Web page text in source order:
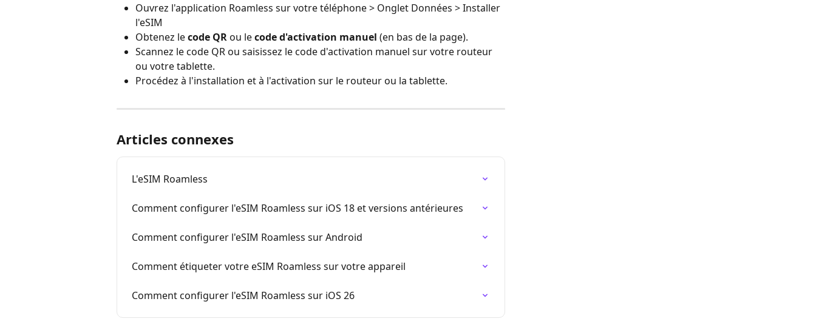
Ouvrez l'application Roamless sur votre téléphone > Onglet Données > Installer
l'eSIM
Obtenez le code QR ou le code d'activation manuel (en bas de la page).
Scannez le code QR ou saisissez le code d'activation manuel sur votre routeur
ou votre tablette.
Procédez à l'installation et à l'activation sur le routeur ou la tablette.
Articles connexes
L'eSIM Roamless
Comment configurer l'eSIM Roamless sur iOS 18 et versions antérieures
Comment configurer l'eSIM Roamless sur Android
Comment étiqueter votre eSIM Roamless sur votre appareil
Comment configurer l'eSIM Roamless sur iOS 26